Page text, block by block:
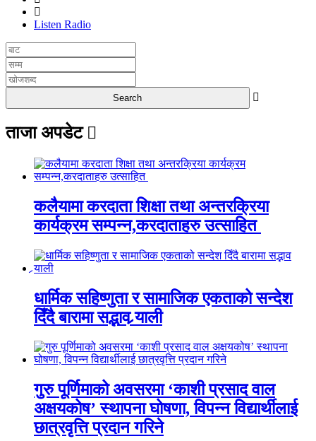
Listen Radio
ताजा अपडेट
कलैयामा करदाता शिक्षा तथा अन्तरक्रिया
कार्यक्रम सम्पन्न,करदाताहरु उत्साहित
धार्मिक सहिष्णुता र सामाजिक एकताको सन्देश
दिँदै बारामा सद्भाव र्‍याली
गुरु पूर्णिमाको अवसरमा ‘काशी प्रसाद वाल
अक्षयकोष’ स्थापना घोषणा, विपन्न विद्यार्थीलाई
छात्रवृत्ति प्रदान गरिने